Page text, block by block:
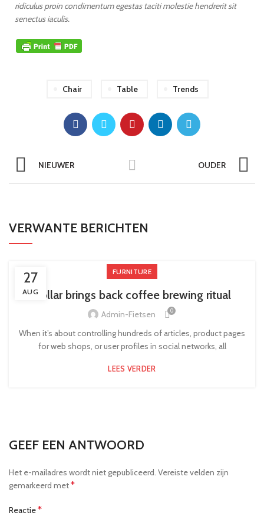
ridiculus proin condimentum egestas taciti molestie hendrerit sit
senectus iaculis.
Chair Table Trends
NIEUWER OUDER
VERWANTE BERICHTEN
27
AUG
FURNITURE
Collar brings back coffee brewing ritual
Admin-Fietsen 0
When it’s about controlling hundreds of articles, product pages
for web shops, or user profiles in social networks, all
LEES VERDER
GEEF EEN ANTWOORD
Het e-mailadres wordt niet gepubliceerd. Vereiste velden zijn
gemarkeerd met*
Reactie*